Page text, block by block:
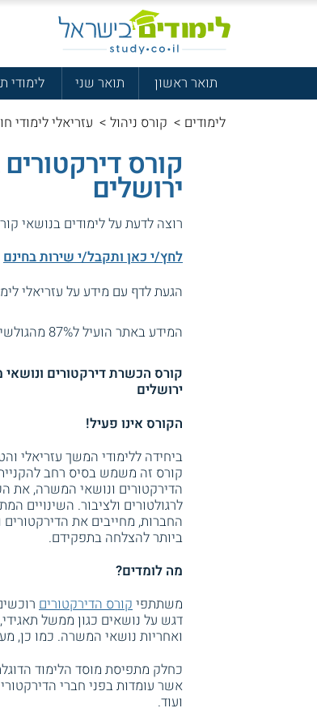
תואר ראשון תואר שני לימודי
לימודים > קורס ניהול > עזריאלי לימודי
קורס
ירושלים
רוצה לדעת על לימודים בנושאי
לחץ/י כאן ותקבל/י שירות בחינם
הגעת לדף עם מידע על עזריאלי
המידע באתר הועיל ל87% מהגולשים.
קורס הכשרת דירקטורים
ירושלים
הקורס אינו פעיל!
ביחידה ללימודי המשך עזריאלי
קורס זה משמש בסיס רחב
הדירקטורים ונושאי המשרה, את
לרגולטורים ולציבור. השינויים
החברות, מחייבים את
ביותר להצלחה בתפקידם.
מה לומדים?
משתתפיקורס הדירקטורים
דגש על נושאים כגון ממשל
ואחריות נושאי המשרה. כמו כן,
כחלק מתפיסת מוסד הלימוד
אשר עומדות בפני חברי
ועוד.